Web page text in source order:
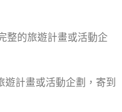
整的旅遊計畫或活動企
計畫或活動企劃，寄到